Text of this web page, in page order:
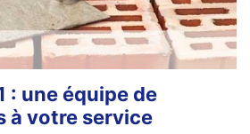
: une équipe de
à votre service